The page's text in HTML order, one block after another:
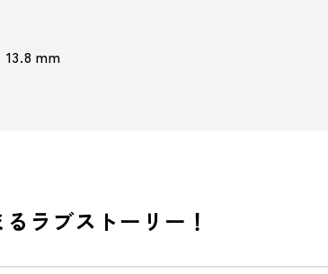
mm
ラブストーリー！